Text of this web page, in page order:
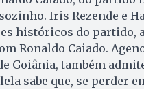
Iris Rezende e
históricos do partido,
Ronaldo Caiado.
Goiânia, também
sabe que, se perder